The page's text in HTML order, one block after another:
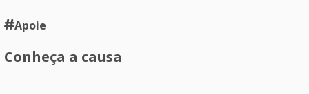
Apoie
Conheça a causa